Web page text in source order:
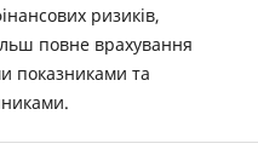
ризиків,
повне врахування
показниками та